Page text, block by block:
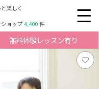
楽しく
ショップ4,400件
無料体験レッスン有り